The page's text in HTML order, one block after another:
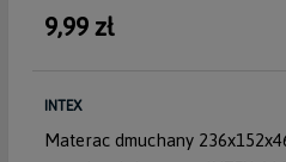
9,99 zł
INTEX
Materac dmuchany